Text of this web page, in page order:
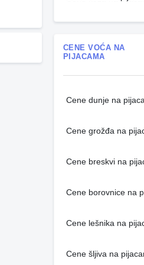
CENE VOĆA NA
PIJACAMA
Cene dunje na
Cene grožđa na
Cene breskvi na
Cene borovnice na
Cene lešnika na
Cene šljiva na